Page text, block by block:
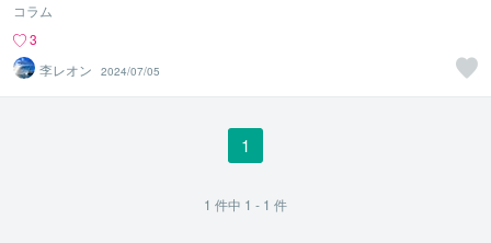
コラム
3
李レオン
2024/07/05
1
1 件中 1 - 1 件